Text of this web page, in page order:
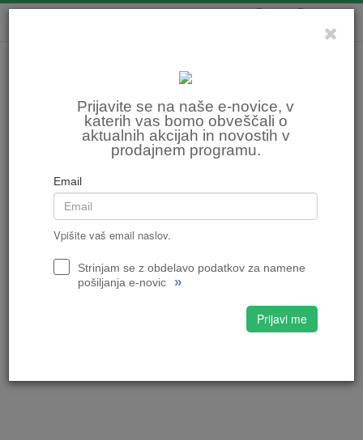
Prijavite se na naše e-novice, v
katerih vas bomo obveščali o
aktualnih akcijah in novostih v
prodajnem programu.
Email
Vpišite vaš email naslov.
Strinjam se z obdelavo podatkov za namene
pošiljanja e-novic
»
Prijavi me